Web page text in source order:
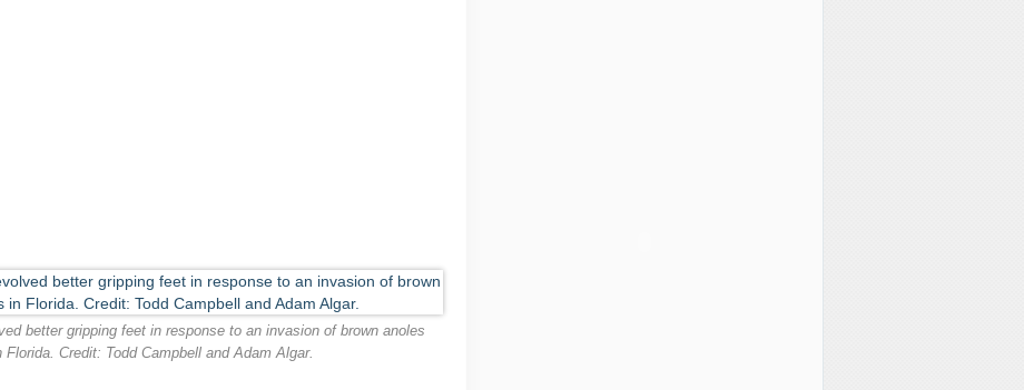
better gripping feet in response to an invasion of brown anoles
Credit: Todd Campbell and Adam Algar.